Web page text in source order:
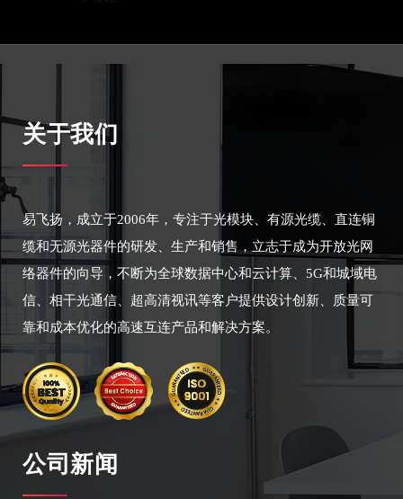
关于我们
易飞扬，成立于2006年，专注于光模块、有源光缆、直连铜
缆和无源光器件的研发、生产和销售，立志于成为开放光网
络器件的向导，不断为全球数据中心和云计算、5G和城域电
信、相干光通信、超高清视讯等客户提供设计创新、质量可
靠和成本优化的高速互连产品和解决方案。
公司新闻